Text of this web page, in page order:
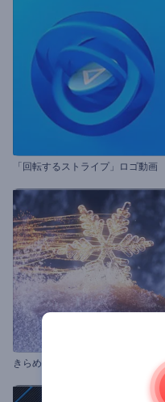
「回転するストライプ」ロゴ動画
きらめく雪片のイントロ動画